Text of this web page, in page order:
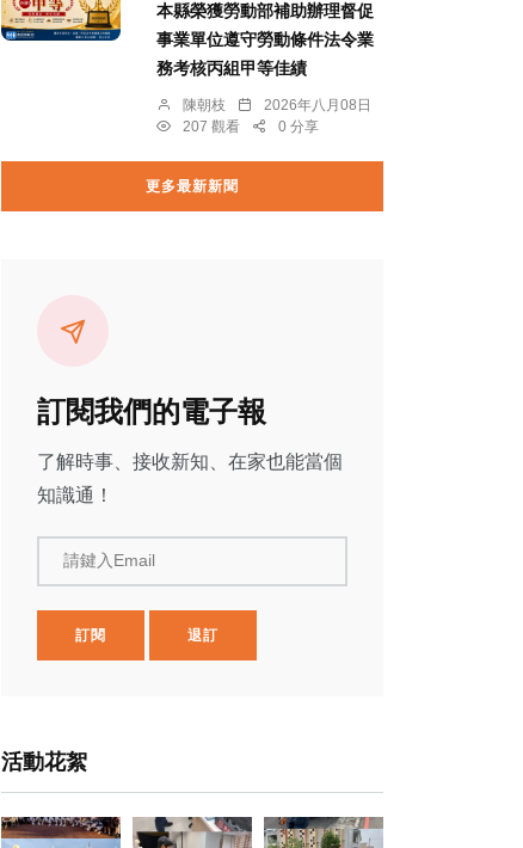
本縣榮獲勞動部補助辦理督促
事業單位遵守勞動條件法令業
務考核丙組甲等佳績
陳朝枝
2026年八月08日
207 觀看
0 分享
更多最新新聞
訂閱我們的電子報
了解時事、接收新知、在家也能當個
知識通！
請鍵入Email
訂閱 退訂
活動花絮